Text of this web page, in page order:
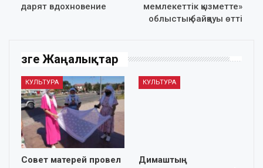
дарят вдохновение
мемлекеттік қызметте»
облыстық байқауы өтті
Өзге Жаңалықтар
КУЛЬТУРА
Совет матерей провел
КУЛЬТУРА
Димаштың